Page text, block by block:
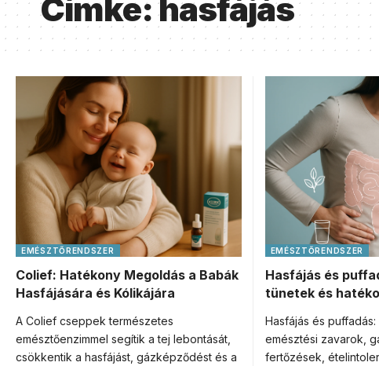
Címke:hasfájás
EMÉSZTŐRENDSZER
Colief: Hatékony Megoldás a Babák
Hasfájására és Kólikájára
A Colief cseppek természetes
emésztőenzimmel segítik a tej lebontását,
csökkentik a hasfájást, gázképződést és a
EMÉSZTŐRENDSZER
Hasfájás és
tünetek és
Hasfájás és
emésztési zavarok,
fertőzések,